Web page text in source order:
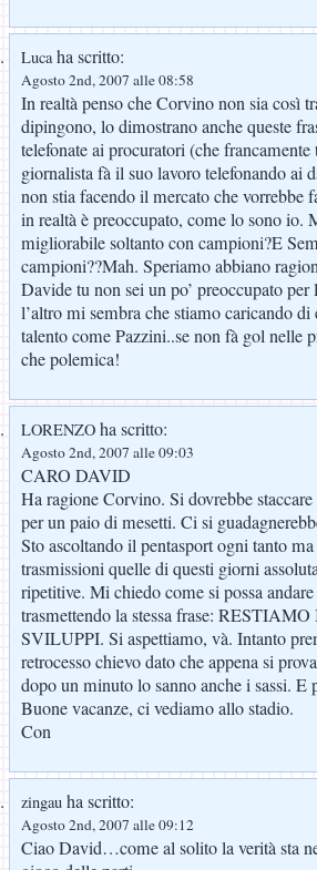
Lucaha scritto:
Agosto 2nd, 2007 alle 08:58
In realtà penso che Corvino non sia così
dipingono, lo dimostrano anche queste
telefonate ai procuratori (che francamente
giornalista fà il suo lavoro telefonando ai
non stia facendo il mercato che vorrebbe
in realtà è preoccupato, come lo sono io.
migliorabile soltanto con campioni?E
campioni??Mah. Speriamo abbiano
Davide tu non sei un po’ preoccupato
l’altro mi sembra che stiamo caricando di
talento come Pazzini..se non fà gol nelle
che polemica!
LORENZO ha scritto:
Agosto 2nd, 2007 alle 09:03
CARO DAVID
Ha ragione Corvino. Si dovrebbe
per un paio di mesetti. Ci si
Sto ascoltando il pentasport ogni tanto
trasmissioni quelle di questi giorni
ripetitive. Mi chiedo come si possa
trasmettendo la stessa frase:
SVILUPPI. Si aspettiamo, và. Intanto
retrocesso chievo dato che appena si
dopo un minuto lo sanno anche i sassi.
Buone vacanze, ci vediamo allo stadio.
Con
zingau ha scritto:
Agosto 2nd, 2007 alle 09:12
Ciao David…come al solito la verità sta